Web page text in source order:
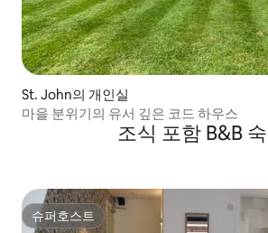
St. John의 개인실
마을 분위기의 유서 깊은 코드 하우스
조식 포함 B&B
슈퍼호스트
슈퍼호스트